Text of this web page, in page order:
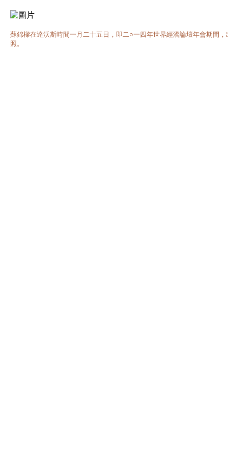
蘇錦樑在達沃斯時間一月二十五日，即二○一四年世界經濟論壇年會期間
照。